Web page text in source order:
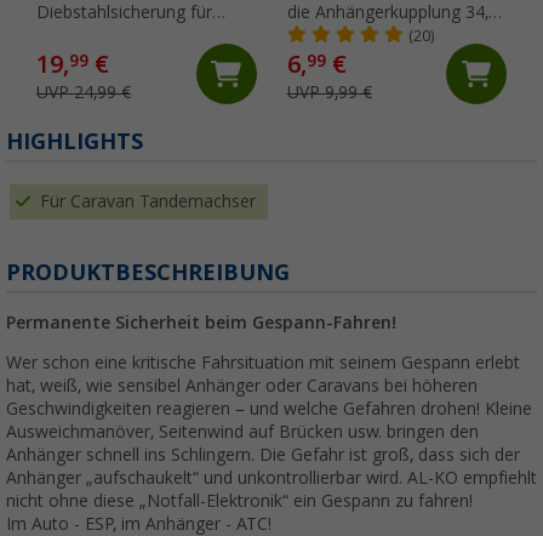
Diebstahlsicherung für
19,99 €
UVP 24,99 €
die Anhängerkupplung 34,5
x 32,1 cm
(20)
6,99€
UVP 9,99 €
HIGHLIGHTS
Für Caravan Tandemachser
PRODUKTBESCHREIBUNG
Permanente Sicherheit beim Gespann-Fahren!
Wer schon eine kritische Fahrsituation mit seinem Gespann erlebt
hat, weiß, wie sensibel Anhänger oder Caravans bei höheren
Geschwindigkeiten reagieren – und welche Gefahren drohen! Kleine
Ausweichmanöver, Seitenwind auf Brücken usw. bringen den
Anhänger schnell ins Schlingern. Die Gefahr ist groß, dass sich der
Anhänger „aufschaukelt“ und unkontrollierbar wird. AL-KO empfiehlt
nicht ohne diese „Notfall-Elektronik“ ein Gespann zu fahren!
Im Auto - ESP, im Anhänger - ATC!